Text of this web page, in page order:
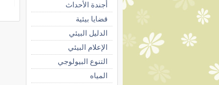
أجندة الأحداث
قضايا بيئية
الدليل البيئي
الإعلام البيئي
التنوع البيولوجي
المياه